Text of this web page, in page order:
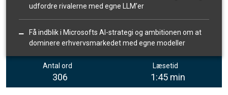
udfordre rivalerne med egne LLM'er
Få indblik i Microsofts AI-strategi og ambitionen om at
dominere erhvervsmarkedet med egne modeller
Antal ord
306
Læsetid
1:45 min